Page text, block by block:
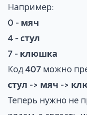
Например:
0 - мяч
4 - стул
7 - клюшка
Код 407 можно
стул -> мяч ->
Теперь нужно не